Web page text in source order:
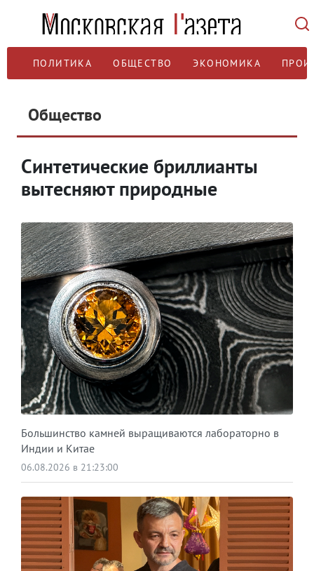
ПОЛИТИКА ОБЩЕСТВО ЭКОНОМИКА
Общество
Синтетические бриллианты
вытесняют природные
Большинство камней выращиваются лабораторно в
Индии и Китае
06.08.2026 в 21:23:00